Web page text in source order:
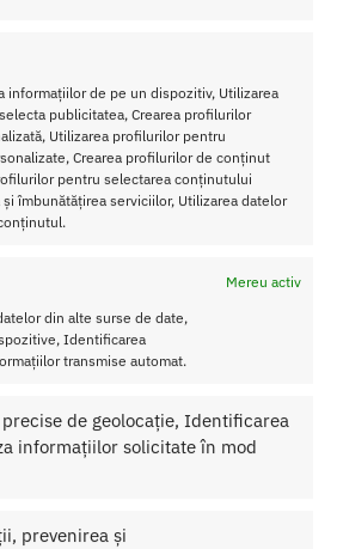
informațiilor de pe un dispozitiv, Utilizarea
publicitatea, Crearea profilurilor
Utilizarea profilurilor pentru
Crearea profilurilor de conținut
pentru selectarea conținutului
îmbunătățirea serviciilor, Utilizarea datelor
Mereu activ
din alte surse de date,
Identificarea
transmise automat.
de geolocație, Identificarea
informațiilor solicitate în mod
prevenirea și
60.00lei